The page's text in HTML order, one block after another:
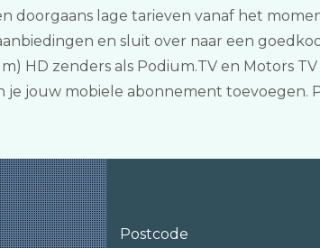
doorgaans lage tarieven vanaf het
en sluit over naar een
HD zenders als Podium.TV en Motors
je jouw mobiele abonnement toevoegen.
Postcode